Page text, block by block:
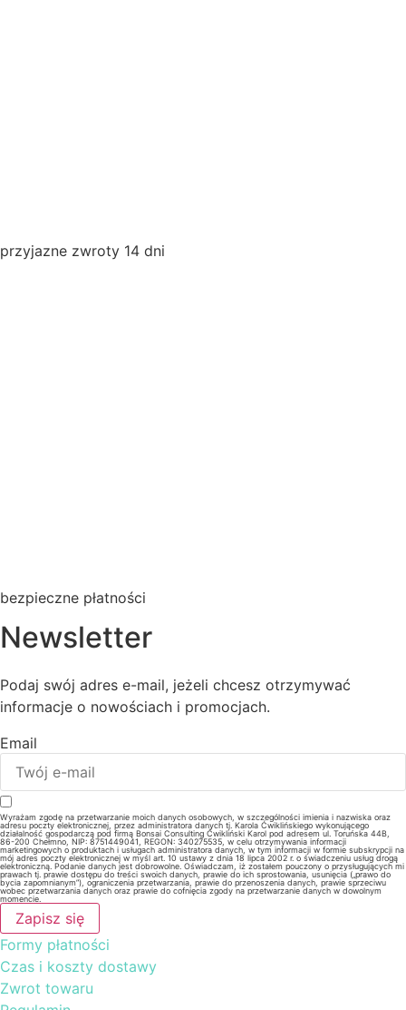
przyjazne zwroty 14 dni
bezpieczne płatności
Newsletter
Podaj swój adres e-mail, jeżeli chcesz otrzymywać
informacje o nowościach i promocjach.
Email
Wyrażam zgodę na przetwarzanie moich danych osobowych, w szczególności imienia i nazwiska oraz
adresu poczty elektronicznej, przez administratora danych tj. Karola Ćwiklińskiego wykonującego
działalność gospodarczą pod firmą Bonsai Consulting Ćwikliński Karol pod adresem ul. Toruńska 44B,
86-200 Chełmno, NIP: 8751449041, REGON: 340275535, w celu otrzymywania informacji
marketingowych o produktach i usługach administratora danych, w tym informacji w formie subskrypcji na
mój adres poczty elektronicznej w myśl art. 10 ustawy z dnia 18 lipca 2002 r. o świadczeniu usług drogą
elektroniczną. Podanie danych jest dobrowolne. Oświadczam, iż zostałem pouczony o przysługujących mi
prawach tj. prawie dostępu do treści swoich danych, prawie do ich sprostowania, usunięcia („prawo do
bycia zapomnianym”), ograniczenia przetwarzania, prawie do przenoszenia danych, prawie sprzeciwu
wobec przetwarzania danych oraz prawie do cofnięcia zgody na przetwarzanie danych w dowolnym
momencie.
Zapisz się
Formy płatności
Czas i koszty dostawy
Zwrot towaru